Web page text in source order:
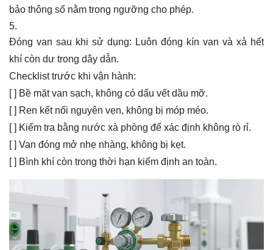
bảo thông số nằm trong ngưỡng cho phép.
Đóng van sau khi sử dụng: Luôn đóng kín van và xả hết
khí còn dư trong dây dẫn.
Checklist trước khi vận hành:
[ ] Bề mặt van sạch, không có dấu vết dầu mỡ.
[ ] Ren kết nối nguyên vẹn, không bị móp méo.
[ ] Kiểm tra bằng nước xà phòng để xác định không rò rỉ.
[ ] Van đóng mở nhẹ nhàng, không bị kẹt.
[ ] Bình khí còn trong thời hạn kiểm định an toàn.